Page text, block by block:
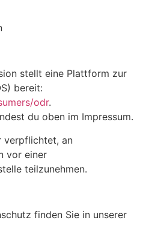
stellt eine Plattform zur
bereit:
odr.
du oben im Impressum.
verpflichtet, an
vor einer
teilzunehmen.
finden Sie in unserer